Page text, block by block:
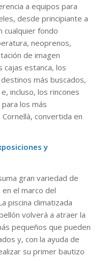
a equipos para
desde principiante a
cualquier fondo
neoprenos,
de imagen
cajas estanca, los
más buscados,
incluso, los rincones
los más
convertida en
y
gran variedad de
el marco del
piscina climatizada
volverá a atraer la
pequeños que pueden
y, con la ayuda de
su primer bautizo